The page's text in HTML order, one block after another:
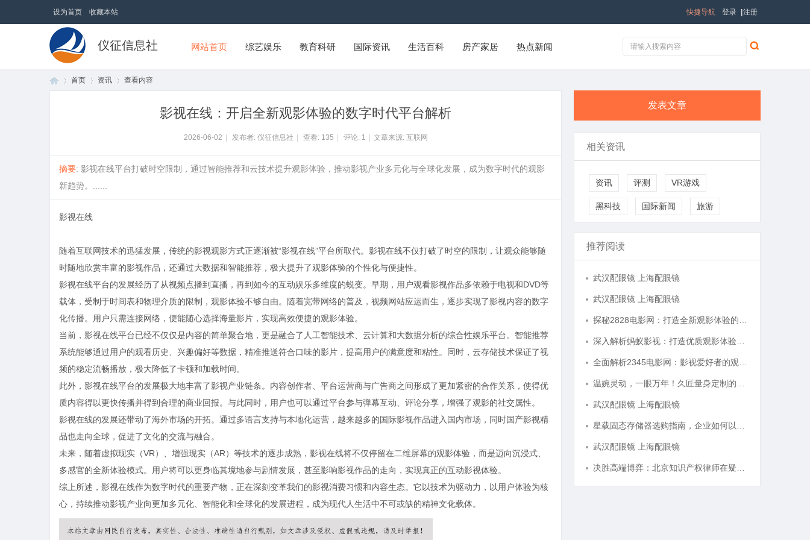
设为首页 收藏本站 登录 注册
快捷导航
仪征信息社 网站首页 综艺娱乐 教育科研 国际资讯 生活百科 房产家居 热点新闻
首页 资讯 查看内容
影视在线：开启全新观影体验的数字时代平台解析
2026-06-02 发布者: 仪征信息社 查看: 135 评论: 1 文章来源: 互联网
摘要: 影视在线平台打破时空限制，通过智能推荐和云技术提升观影体验，推动影视产业多元化与全球化发展，成为数字时代的观影
新趋势。......
影视在线
随着互联网技术的迅猛发展，传统的影视观影方式正逐渐被“影视在线”平台所取代。影视在线不仅打破了时空的限制，让观众能够随
时随地欣赏丰富的影视作品，还通过大数据和智能推荐，极大提升了观影体验的个性化与便捷性。
影视在线平台的发展经历了从视频点播到直播，再到如今的互动娱乐多维度的蜕变。早期，用户观看影视作品多依赖于电视和DVD等
载体，受制于时间表和物理介质的限制，观影体验不够自由。随着宽带网络的普及，视频网站应运而生，逐步实现了影视内容的数字
化传播。用户只需连接网络，便能随心选择海量影片，实现高效便捷的观影体验。
当前，影视在线平台已经不仅仅是内容的简单聚合地，更是融合了人工智能技术、云计算和大数据分析的综合性娱乐平台。智能推荐
系统能够通过用户的观看历史、兴趣偏好等数据，精准推送符合口味的影片，提高用户的满意度和粘性。同时，云存储技术保证了视
频的稳定流畅播放，极大降低了卡顿和加载时间。
此外，影视在线平台的发展极大地丰富了影视产业链条。内容创作者、平台运营商与广告商之间形成了更加紧密的合作关系，使得优
质内容得以更快传播并得到合理的商业回报。与此同时，用户也可以通过平台参与弹幕互动、评论分享，增强了观影的社交属性。
影视在线的发展还带动了海外市场的开拓。通过多语言支持与本地化运营，越来越多的国际影视作品进入国内市场，同时国产影视精
品也走向全球，促进了文化的交流与融合。
未来，随着虚拟现实（VR）、增强现实（AR）等技术的逐步成熟，影视在线将不仅停留在二维屏幕的观影体验，而是迈向沉浸式、
多感官的全新体验模式。用户将可以更身临其境地参与剧情发展，甚至影响影视作品的走向，实现真正的互动影视体验。
综上所述，影视在线作为数字时代的重要产物，正在深刻变革我们的影视消费习惯和内容生态。它以技术为驱动力，以用户体验为核
心，持续推动影视产业向更加多元化、智能化和全球化的发展进程，成为现代人生活中不可或缺的精神文化载体。
发表文章
相关资讯
资讯 评测 VR游戏
黑科技 国际新闻 旅游
推荐阅读
武汉配眼镜 上海配眼镜
武汉配眼镜 上海配眼镜
武汉配眼镜 上海配眼镜
武汉配眼镜 上海配眼镜